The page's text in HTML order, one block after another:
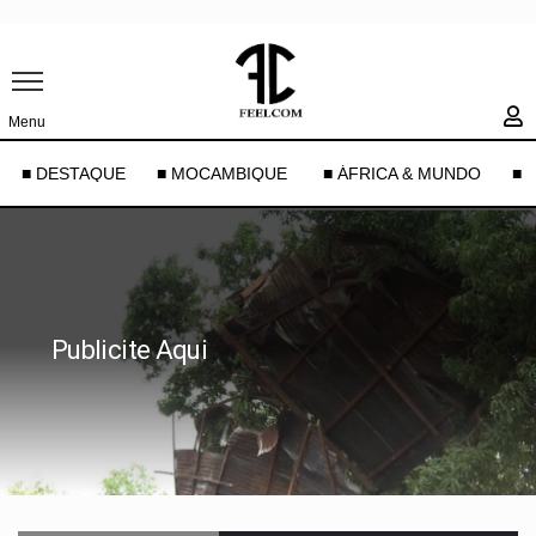
Menu
■ DESTAQUE ■ MOCAMBIQUE ■ ÁFRICA & MUNDO ■
Publicite Aqui